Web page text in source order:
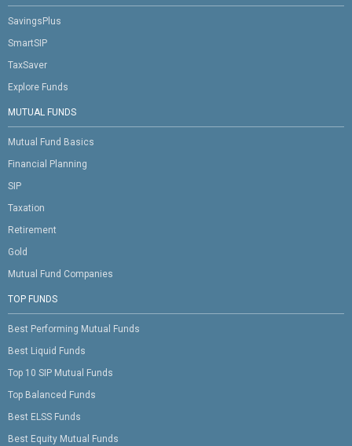
SavingsPlus
SmartSIP
TaxSaver
Explore Funds
MUTUAL FUNDS
Mutual Fund Basics
Financial Planning
SIP
Taxation
Retirement
Gold
Mutual Fund Companies
TOP FUNDS
Best Performing Mutual Funds
Best Liquid Funds
Top 10 SIP Mutual Funds
Top Balanced Funds
Best ELSS Funds
Best Equity Mutual Funds